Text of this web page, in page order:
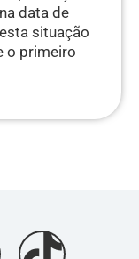
data de
situação
o primeiro